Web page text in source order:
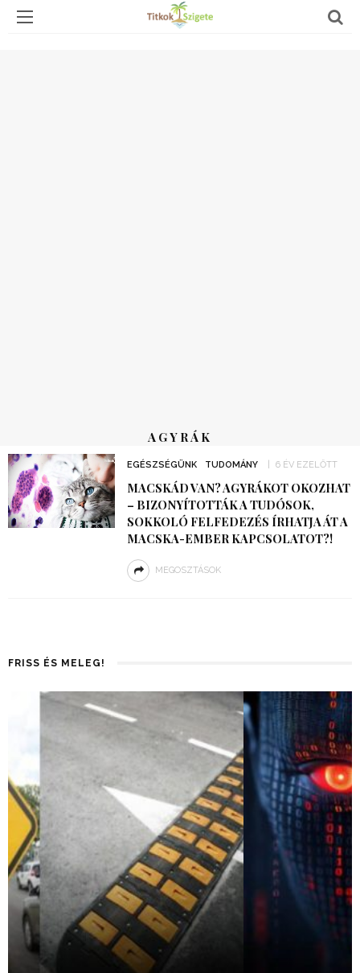
AGYRÁK
EGÉSZSÉGÜNK TUDOMÁNY 6 ÉV EZELŐTT
MACSKÁD VAN? AGYRÁKOT OKOZHAT
– BIZONYÍTOTTÁK A TUDÓSOK,
SOKKOLÓ FELFEDEZÉS ÍRHATJA ÁT A
MACSKA-EMBER KAPCSOLATOT?!
MEGOSZTÁSOK
FRISS ÉS MELEG!